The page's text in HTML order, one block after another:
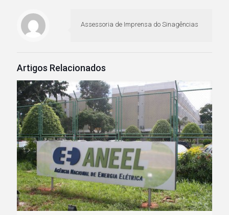
Assessoria de Imprensa do Sinagências
Artigos Relacionados